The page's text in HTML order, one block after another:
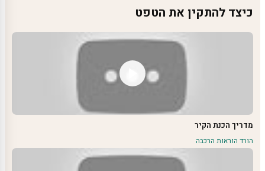
כיצד להתקין את הטפט
מדריך הכנת הקיר
הורד הוראות הרכבה